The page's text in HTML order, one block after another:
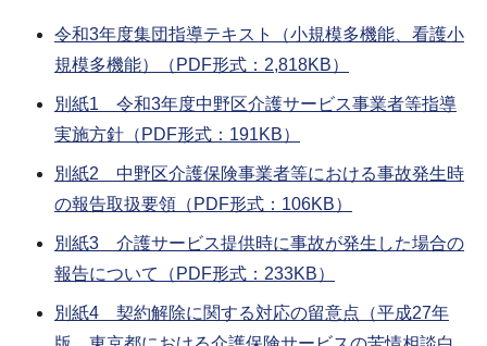
令和3年度集団指導テキスト（小規模多機能、看護小
規模多機能）（PDF形式：2,818KB）
別紙1 令和3年度中野区介護サービス事業者等指導
実施方針（PDF形式：191KB）
別紙2 中野区介護保険事業者等における事故発生時
の報告取扱要領（PDF形式：106KB）
別紙3 介護サービス提供時に事故が発生した場合の
報告について（PDF形式：233KB）
別紙4 契約解除に関する対応の留意点（平成27年